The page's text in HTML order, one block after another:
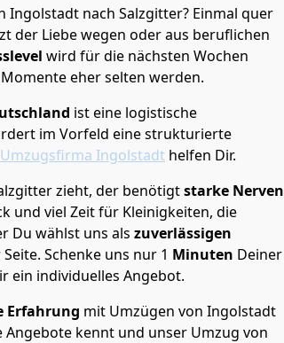
Ingolstadt nach Salzgitter? Einmal quer
der Liebe wegen oder aus beruflichen
wird für die nächsten Wochen
eher selten werden.
ist eine logistische
im Vorfeld eine strukturierte
Umzugsfirma Ingolstadt helfen Dir.
zieht, der benötigtstarke Nerven
und viel Zeit für Kleinigkeiten, die
Du wählst uns als zuverlässigen
Schenke uns nur 1 Minuten Deiner
ein individuelles Angebot.
Erfahrung mit Umzügen von Ingolstadt
Angebote kennt und unser Umzug von